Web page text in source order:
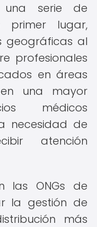
una serie de
primer lugar,
geográficas al
profesionales
en áreas
una mayor
médicos
necesidad de
atención
las ONGs de
la gestión de
más